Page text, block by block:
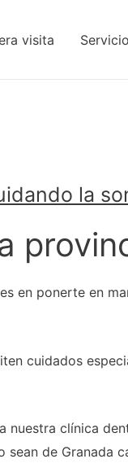
visita
la
en ponerte en
cuidados
nuestra clínica
sean de Granada